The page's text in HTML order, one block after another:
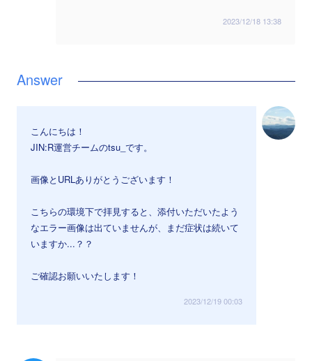
2023/12/18 13:38
こんにちは！
JIN:R運営チームのtsu_です。
画像とURLありがとうございます！
こちらの環境下で拝見すると、添付いただいたよう
なエラー画像は出ていませんが、まだ症状は続いて
いますか...？？
ご確認お願いいたします！
2023/12/19 00:03